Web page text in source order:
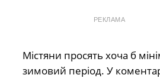
РЕКЛАМА
Містяни просять хоча б
зимовий період. У